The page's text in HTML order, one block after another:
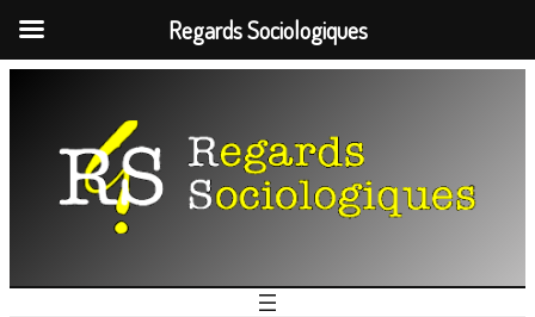
Regards Sociologiques